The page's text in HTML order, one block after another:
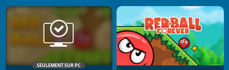
SEULEMENT SUR PC